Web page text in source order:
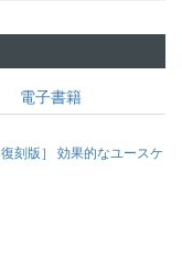
電子書籍
刻版］ 効果的なユースケ